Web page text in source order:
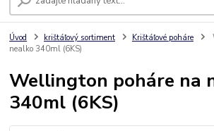
Úvod krištáľový sortiment Krištáľové poháre
nealko 340ml (6KS)
Wellington poháre na
340ml (6KS)